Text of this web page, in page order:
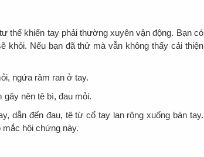
thế khiến tay phải thường xuyên vận động. Bạn có
khỏi. Nếu bạn đã thử mà vẫn không thấy cải thiện
ngứa râm ran ở tay.
gây nên tê bì, đau mỏi.
dẫn đến đau, tê từ cổ tay lan rộng xuống bàn tay.
hội chứng này.